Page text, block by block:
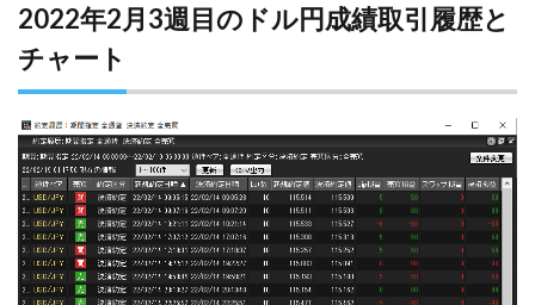
2022年2月3週目のドル円成績取引履歴と
チャート